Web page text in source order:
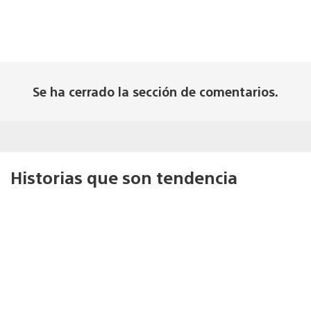
Se ha cerrado la sección de comentarios.
Historias que son tendencia